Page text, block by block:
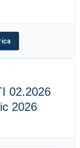
02.2026
2026